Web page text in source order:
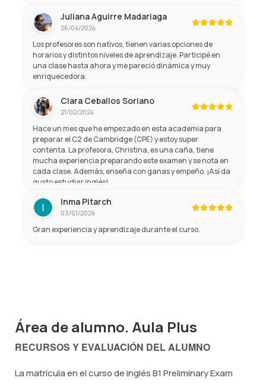
Juliana Aguirre Madariaga
26/04/2024
Los profesores son nativos, tienen varias opciones de
horarios y distintos niveles de aprendizaje. Participé en
una clase hasta ahora y me pareció dinámica y muy
enriquecedora.
Clara Ceballos Soriano
21/02/2024
Hace un mes que he empezado en esta academia para
preparar el C2 de Cambridge (CPE) y estoy super
contenta. La profesora, Christina, es una caña, tiene
mucha experiencia preparando este examen y se nota en
cada clase. Además, enseña con ganas y empeño. ¡Así da
gusto estudiar inglés!
Inma Pitarch
03/01/2026
Gran experiencia y aprendizaje durante el curso.
Área de alumno. Aula Plus
RECURSOS Y EVALUACIÓN DEL ALUMNO
La matrícula en el curso de inglés B1 Preliminary Exam